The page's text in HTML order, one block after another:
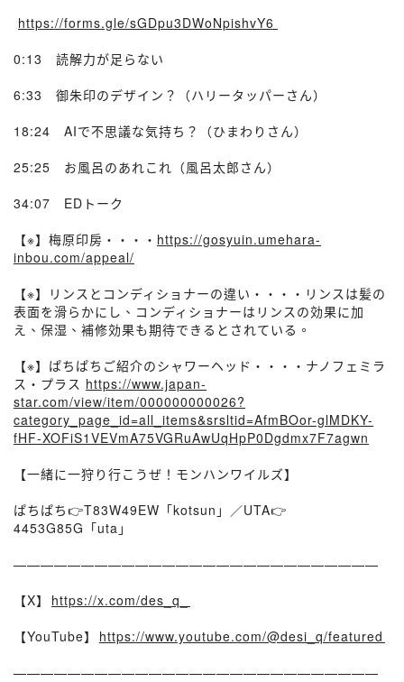
https://forms.gle/sGDpu3DWoNpishvY6⁠⁠⁠⁠
0:13 読解力が足らない
6:33 御朱印のデザイン？（ハリータッパーさん）
18:24 AIで不思議な気持ち？（ひまわりさん）
25:25 お風呂のあれこれ（風呂太郎さん）
34:07 EDトーク
【※】梅原印房・・・・ https://gosyuin.umehara-
inbou.com/appeal/
【※】リンスとコンディショナーの違い・・・・リンスは髪の
表面を滑らかにし、コンディショナーはリンスの効果に加
え、保湿、補修効果も期待できるとされている。
【※】ぱちぱちご紹介のシャワーヘッド・・・・ナノフェミラ
ス・プラス https://www.japan-
star.com/view/item/000000000026?
category_page_id=all_items&srsltid=AfmBOor-glMDKY-
fHF-XOFiS1VEVmA75VGRuAwUqHpP0Dgdmx7F7agwn
【一緒に一狩り行こうぜ！モンハンワイルズ】
ぱちぱち👉T83W49EW「kotsun」／UTA👉
4453G85G「uta」
———————————————————————————
【X】⁠⁠ https://x.com/des_q_⁠⁠
【YouTube】⁠⁠ https://www.youtube.com/@desi_q/featured⁠⁠
———————————————————————————